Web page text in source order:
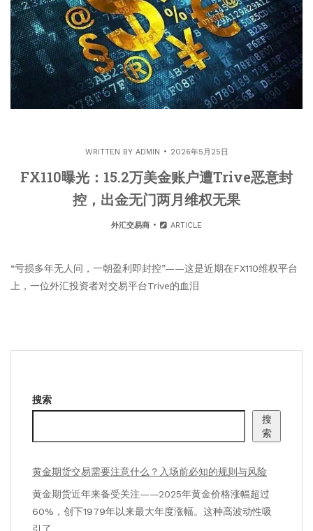
WRITTEN BY ADMIN 2026年5月25日
FX110曝光：15.2万美金账户遭Trive恶意封
控，出金无门两月维权无果
外汇交易商 ARTICLE
“亏损多年无人问，一朝盈利即封控”——这是近期在FX110维权平台
上，一位外汇投资者对交易平台Trive的血泪
搜索
搜
索
黄金期货交易需要注意什么？入场前必知的规则与风险
黄金期货近年来备受关注——2025年黄金价格涨幅超过
60%，创下1979年以来最大年度涨幅。这种高波动性吸